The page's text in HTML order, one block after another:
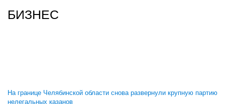
БИЗНЕС
На границе Челябинской области снова развернули крупную партию
нелегальных казанов